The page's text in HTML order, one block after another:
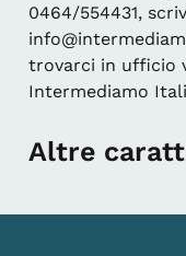
0464/554431,
trovarci in ufficio
Intermediamo
Altre